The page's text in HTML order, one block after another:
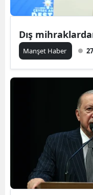
Dış
Manşet Haber